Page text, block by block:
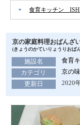
食育キッチン
京の家庭料理おばんざ
(きょうのかていりょうりおば
施設名
食育
カテゴリ
京の味
更新日
2020